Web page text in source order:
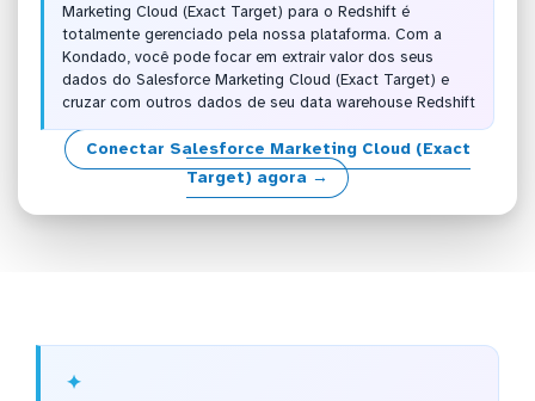
Marketing Cloud (Exact Target) para o Redshift é
totalmente gerenciado pela nossa plataforma. Com a
Kondado, você pode focar em extrair valor dos seus
dados do Salesforce Marketing Cloud (Exact Target) e
cruzar com outros dados de seu data warehouse Redshift
Conectar Salesforce Marketing Cloud (Exact
Target) agora →